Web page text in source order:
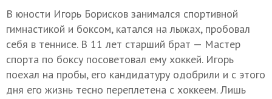
В юности Игорь Борисков занимался спортивной
гимнастикой и боксом, катался на лыжах, пробовал
себя в теннисе. В 11 лет старший брат — Мастер
спорта по боксу посоветовал ему хоккей. Игорь
поехал на пробы, его кандидатуру одобрили и с этого
дня его жизнь тесно переплетена с хоккеем. Лишь